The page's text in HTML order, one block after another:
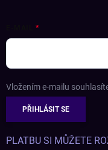
Vložením e-mailu
PŘIHLÁSIT SE
PLATBU SI MŮŽETE